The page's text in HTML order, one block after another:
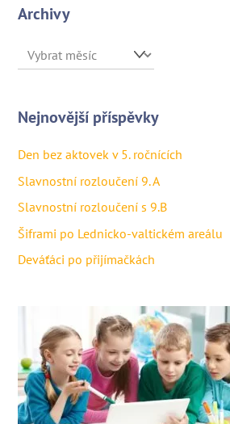
Archivy
Archivy
Nejnovější příspěvky
Den bez aktovek v 5. ročnících
Slavnostní rozloučení 9. A
Slavnostní rozloučení s 9.B
Šiframi po Lednicko-valtickém areálu
Deváťáci po přijímačkách